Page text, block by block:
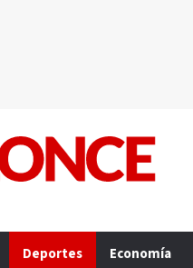
Deportes Economía